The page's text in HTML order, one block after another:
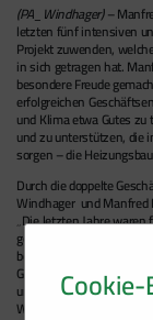
(PA_Windhager)–
letzten fünf intensiven
Projekt zuwenden,
in sich getragen hat.
besondere Freude
erfolgreichen
und Klima etwa Gutes
und zu unterstützen, die
sorgen – die
Durch die doppelte
Windhager und Manfred
„Die letzten Jahre
geprägt. Gemeinsam mit
bei erneuerbarer Energie
Geltung bringen. Wir
und bedanken uns für die
Windhager.